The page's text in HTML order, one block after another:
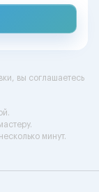
вы соглашаетесь
минут.